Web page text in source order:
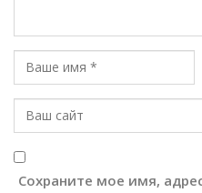
Сохраните мое имя,